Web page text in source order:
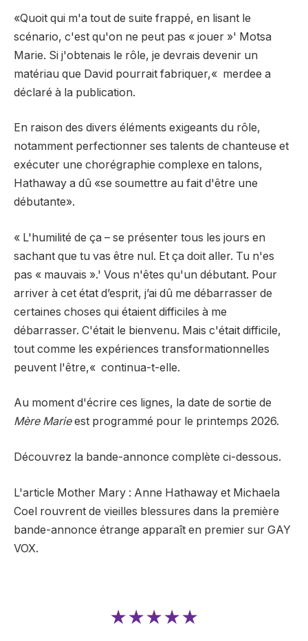
«Quoit qui m'a tout de suite frappé, en lisant le
scénario, c'est qu'on ne peut pas « jouer »' Motsa
Marie. Si j'obtenais le rôle, je devrais devenir un
matériau que David pourrait fabriquer,« merdee a
déclaré à la publication.
En raison des divers éléments exigeants du rôle,
notamment perfectionner ses talents de chanteuse et
exécuter une chorégraphie complexe en talons,
Hathaway a dû «se soumettre au fait d'être une
débutante».
« L'humilité de ça – se présenter tous les jours en
sachant que tu vas être nul. Et ça doit aller. Tu n'es
pas « mauvais ».' Vous n'êtes qu'un débutant. Pour
arriver à cet état d’esprit, j’ai dû me débarrasser de
certaines choses qui étaient difficiles à me
débarrasser. C'était le bienvenu. Mais c'était difficile,
tout comme les expériences transformationnelles
peuvent l'être,« continua-t-elle.
Au moment d'écrire ces lignes, la date de sortie de
Mère Marie est programmé pour le printemps 2026.
Découvrez la bande-annonce complète ci-dessous.
L'article Mother Mary : Anne Hathaway et Michaela
Coel rouvrent de vieilles blessures dans la première
bande-annonce étrange apparaît en premier sur GAY
VOX.
★★★★★